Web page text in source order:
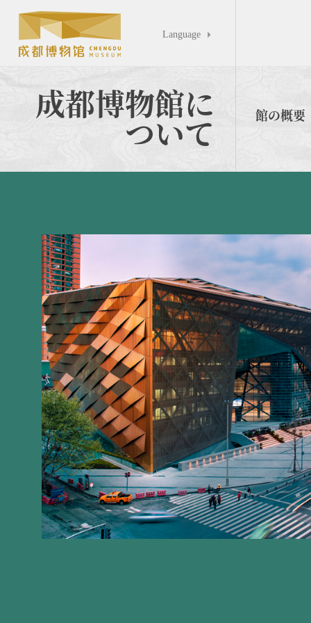
Language 
成都博物館に
ついて 館の概要